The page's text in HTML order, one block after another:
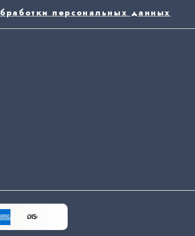
персональных данных